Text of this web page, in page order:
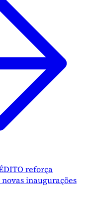
reforça
inaugurações